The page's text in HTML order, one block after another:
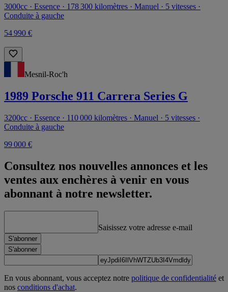
3000cc · Essence · 178 300 kilomètres · Manuel · 5 vitesses ·
Conduite à gauche
54 990 €
Mesnil-Roc'h
1989 Porsche 911 Carrera Series G
3200cc · Essence · 110 000 kilomètres · Manuel · 5 vitesses ·
Conduite à gauche
99 000 €
Consultez nos nouvelles annonces et les
ventes aux enchères à venir en vous
abonnant à notre newsletter.
Saisissez votre adresse e-mail
S'abonner
S'abonner
En vous abonnant, vous acceptez notre politique de confidentialité et
nos conditions d'achat.